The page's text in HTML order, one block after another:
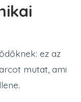
ez az
mutat, ami